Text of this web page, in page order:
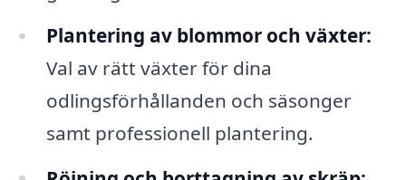
Plantering av blommor och växter:
Val av rätt växter för dina
odlingsförhållanden och säsonger
samt professionell plantering.